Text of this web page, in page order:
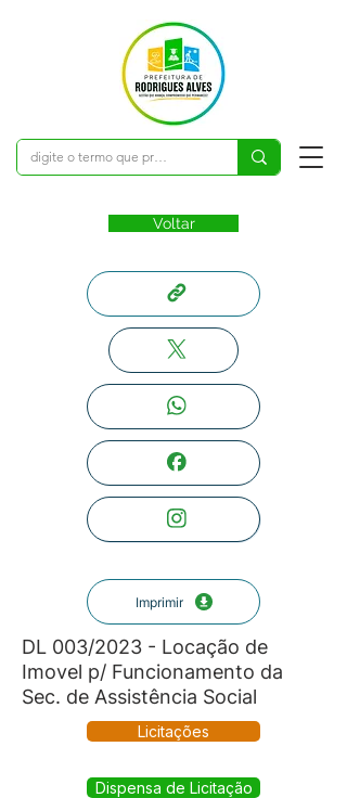
Voltar
Imprimir
DL 003/2023 - Locação de
Imovel p/ Funcionamento da
Sec. de Assistência Social
Licitações
Dispensa de Licitação